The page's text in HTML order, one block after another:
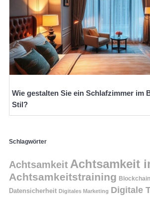
Wie gestalten Sie ein Schlafzimmer im
Stil?
Schlagwörter
Achtsamkeit Achtsamkeit
Achtsamkeitstraining
Datensicherheit Digitales Marketing Digitale